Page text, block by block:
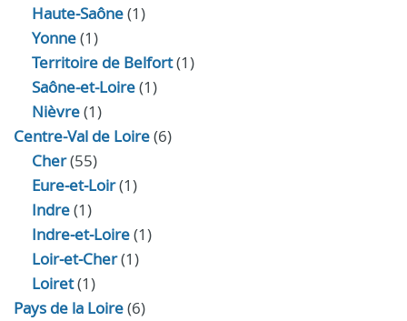
Haute‑Saône(1)
Yonne(1)
Territoire de Belfort(1)
Saône-et-Loire(1)
Nièvre(1)
Centre-Val de Loire(6)
Cher(55)
Eure‑et‑Loir(1)
Indre(1)
Indre‑et‑Loire(1)
Loir‑et‑Cher(1)
Loiret(1)
Pays de la Loire(6)